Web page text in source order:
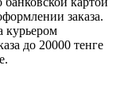
заказа.
курьером
до 20000 тенге